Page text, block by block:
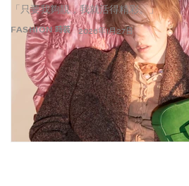
FASHION 時裝
「只要我夠靚，我就活得精彩。」
2026年1月27日